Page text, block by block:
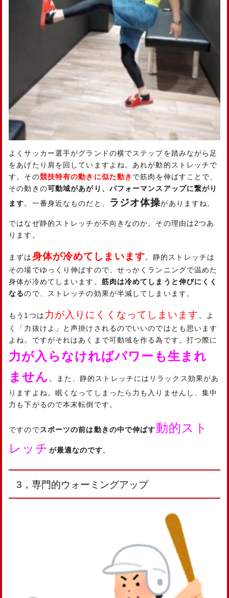
よくサッカー選手がグランドの横でステップを踏みながら足
をあげたり肩を回していますよね。あれが動的ストレッチで
す。その競技特有の動きに似た動き で筋肉を伸ばすことで、
その動きの可動域があがり、パフォーマンスアップに繋がり
ます。一番身近なものだと、 ラジオ体操がありますね。
ではなぜ静的ストレッチが不向きなのか。その理由は2つあ
ります。
まずは身体が冷めてしまいます。静的ストレッチは
その場でゆっくり伸ばすので、せっかくランニングで温めた
身体が冷めてしまいます。 筋肉は冷めてしまうと伸びにくく
なるので、ストレッチの効果が半減してしまいます。
もう1つは力が入りにくくなってしまいます 。よ
く「力抜けよ」と声掛けされるのでいいのではとも思います
よね。ですがそれはあくまで可動域を作る為です。打つ際に
力が入らなければパワーも生まれ
ません 。また、静的ストレッチにはリラックス効果があ
りますよね。眠くなってしまったら力も入りませんし、集中
力も下がるので本末転倒です。
ですのでスポーツの前は動きの中で伸ばす動的スト
レッチ が最適なのです。
3，専門的ウォーミングアップ